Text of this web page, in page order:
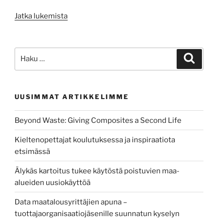
Jatka lukemista”From
grave
ja
Blue
Zone
–
Mitä
matkareppuun?”
UUSIMMAT ARTIKKELIMME
Beyond Waste: Giving Composites a Second Life
Kieltenopettajat koulutuksessa ja inspiraatiota
etsimässä
Älykäs kartoitus tukee käytöstä poistuvien maa-
alueiden uusiokäyttöä
Data maatalousyrittäjien apuna –
tuottajaorganisaatiojäsenille suunnatun kyselyn